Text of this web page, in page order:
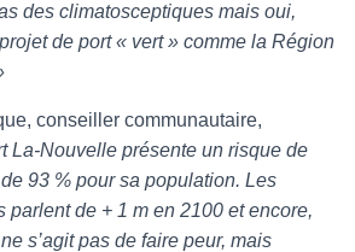
des climatosceptiques mais oui,
de port « vert » comme la Région
conseiller communautaire,
La-Nouvelle présente un risque de
93 % pour sa population. Les
parlent de + 1 m en 2100 et encore,
s’agit pas de faire peur, mais